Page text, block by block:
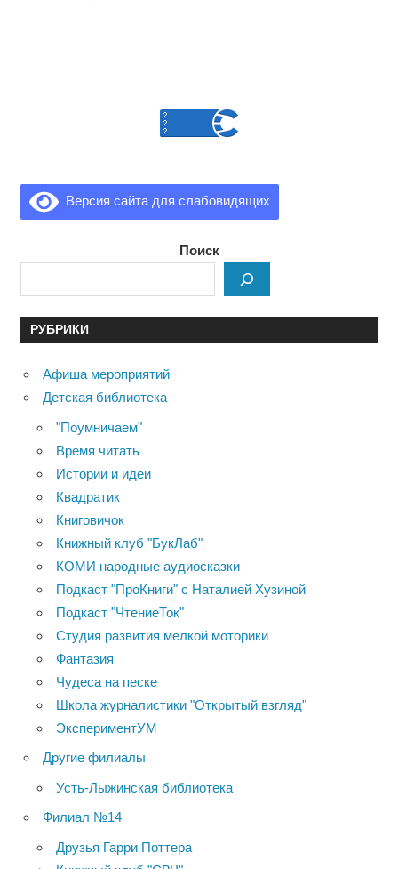
Версия сайта для слабовидящих
Поиск
РУБРИКИ
Афиша мероприятий
Детская библиотека
"Поумничаем"
Время читать
Истории и идеи
Квадратик
Книговичок
Книжный клуб "БукЛаб"
КОМИ народные аудиосказки
Подкаст "ПроКниги" с Наталией Хузиной
Подкаст "ЧтениеТок"
Студия развития мелкой моторики
Фантазия
Чудеса на песке
Школа журналистики "Открытый взгляд"
ЭкспериментУМ
Другие филиалы
Усть-Лыжинская библиотека
Филиал №14
Друзья Гарри Поттера